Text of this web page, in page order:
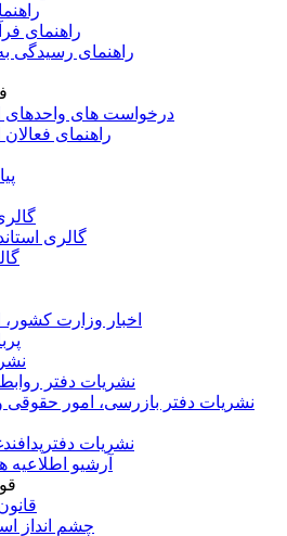
راهنمای
راهنمای رسیدگی
درخواست های واحدهای
راهنمای
گالری
اخبار وزارت کشور،
نشریات دفتر
نشريات دفتر بازرسی، امور حقوقی و
نشريات
آرشیو اطلاعیه
چشم انداز